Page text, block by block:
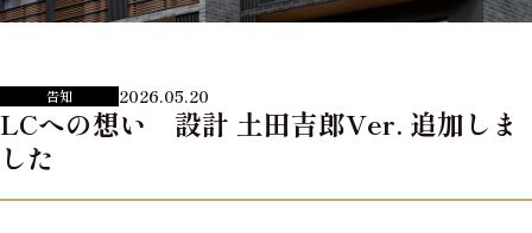
告知 2026.05.20
LCへの想い 設計 土田吉郎Ver. 追加しま
した